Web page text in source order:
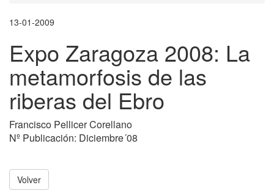
13-01-2009
Expo Zaragoza 2008: La
metamorfosis de las
riberas del Ebro
Francisco Pellicer Corellano
Nº Publicación: Diciembre´08
Volver